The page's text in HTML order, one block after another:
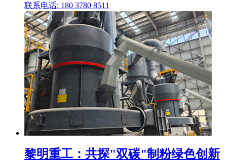
联系电话: 180 3780 8511
黎明重工：共探"双碳"制粉绿色创新